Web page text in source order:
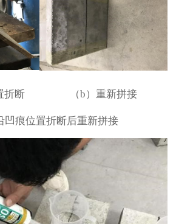
折断 （b ）重新拼接
凹痕位置折断后重新拼接